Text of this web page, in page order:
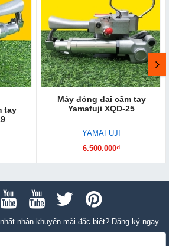
tay
Máy đóng đai cầm tay
Yamafuji XQD-25
YAMAFUJI
6.500.000₫
nhận khuyến mãi đặc biệt? Đăng ký ngay.